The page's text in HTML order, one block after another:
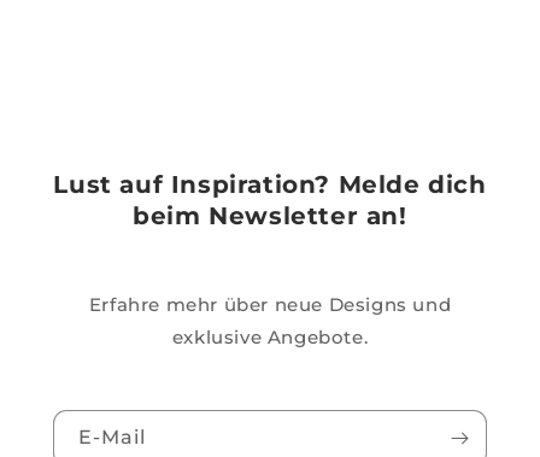
Lust auf Inspiration? Melde dich
beim Newsletter an!
Erfahre mehr über neue Designs und
exklusive Angebote.
E-Mail